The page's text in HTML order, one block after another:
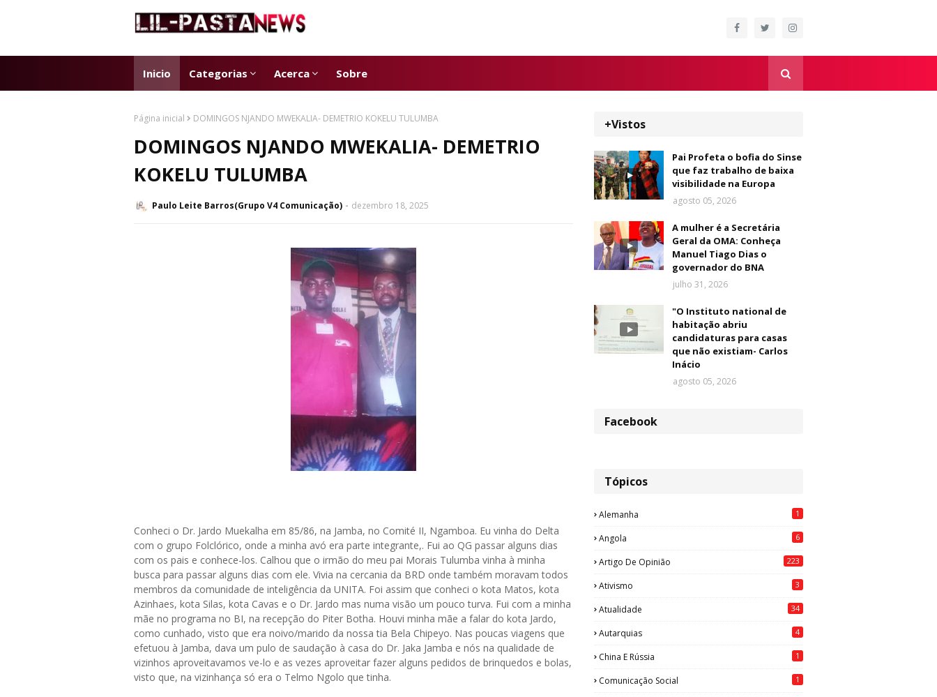
Inicio Categorias Acerca Sobre
Página inicial DOMINGOS NJANDO MWEKALIA- DEMETRIO KOKELU TULUMBA
DOMINGOS NJANDO MWEKALIA- DEMETRIO
KOKELU TULUMBA
Paulo Leite Barros(Grupo V4 Comunicação) dezembro 18, 2025
Conheci o Dr. Jardo Muekalha em 85/86, na Jamba, no Comité II, Ngamboa. Eu vinha do Delta
com o grupo Folclórico, onde a minha avó era parte integrante,. Fui ao QG passar alguns dias
com os pais e conhece-los. Calhou que o irmão do meu pai Morais Tulumba vinha à minha
busca para passar alguns dias com ele. Vivia na cercania da BRD onde também moravam todos
membros da comunidade de inteligência da UNITA. Foi assim que conheci o kota Matos, kota
Azinhaes, kota Silas, kota Cavas e o Dr. Jardo mas numa visão um pouco turva. Fui com a minha
mãe no programa no BI, na recepção do Piter Botha. Houvi minha mãe a falar do kota Jardo,
como cunhado, visto que era noivo/marido da nossa tia Bela Chipeyo. Nas poucas viagens que
efetuou à Jamba, dava um pulo de saudação à casa do Dr. Jaka Jamba e nós na qualidade de
vizinhos aproveitavamos ve-lo e as vezes aproveitar fazer alguns pedidos de brinquedos e bolas,
visto que, na vizinhança só era o Telmo Ngolo que tinha.
+Vistos
Pai Profeta o bofia do Sinse
que faz trabalho de baixa
visibilidade na Europa
agosto 05, 2026
A mulher é a Secretária
Geral da OMA: Conheça
Manuel Tiago Dias o
governador do BNA
julho 31, 2026
"O Instituto national de
habitação abriu
candidaturas para casas
que não existiam- Carlos
Inácio
agosto 05, 2026
Facebook
Tópicos
Alemanha 1
Angola 6
Artigo De Opinião 223
Ativismo 3
Atualidade 34
Autarquias 4
China E Rússia 1
Comunicação Social 1